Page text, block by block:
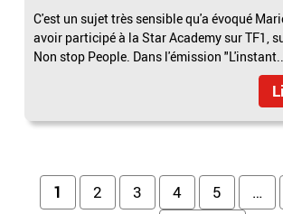
C'est un sujet très sensible qu'a évoqué
avoir participé à la Star Academy sur TF1,
Non stop People. Dans l'émission "L'instant...
Pages
1 2 3 4 5 …